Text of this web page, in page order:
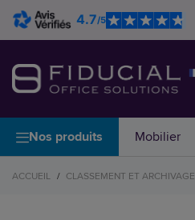
4.7/5
Nos produits Mobilier
ACCUEIL / CLASSEMENT ET ARCHIVAGE